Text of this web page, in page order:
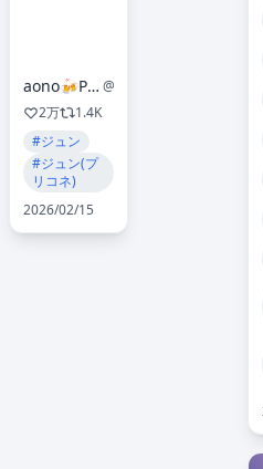
aono🍻Pixiv FANBOX始めました🍻
2万
1.4K
#ジュン
#ジュン(プ
リコネ)
2026/02/15